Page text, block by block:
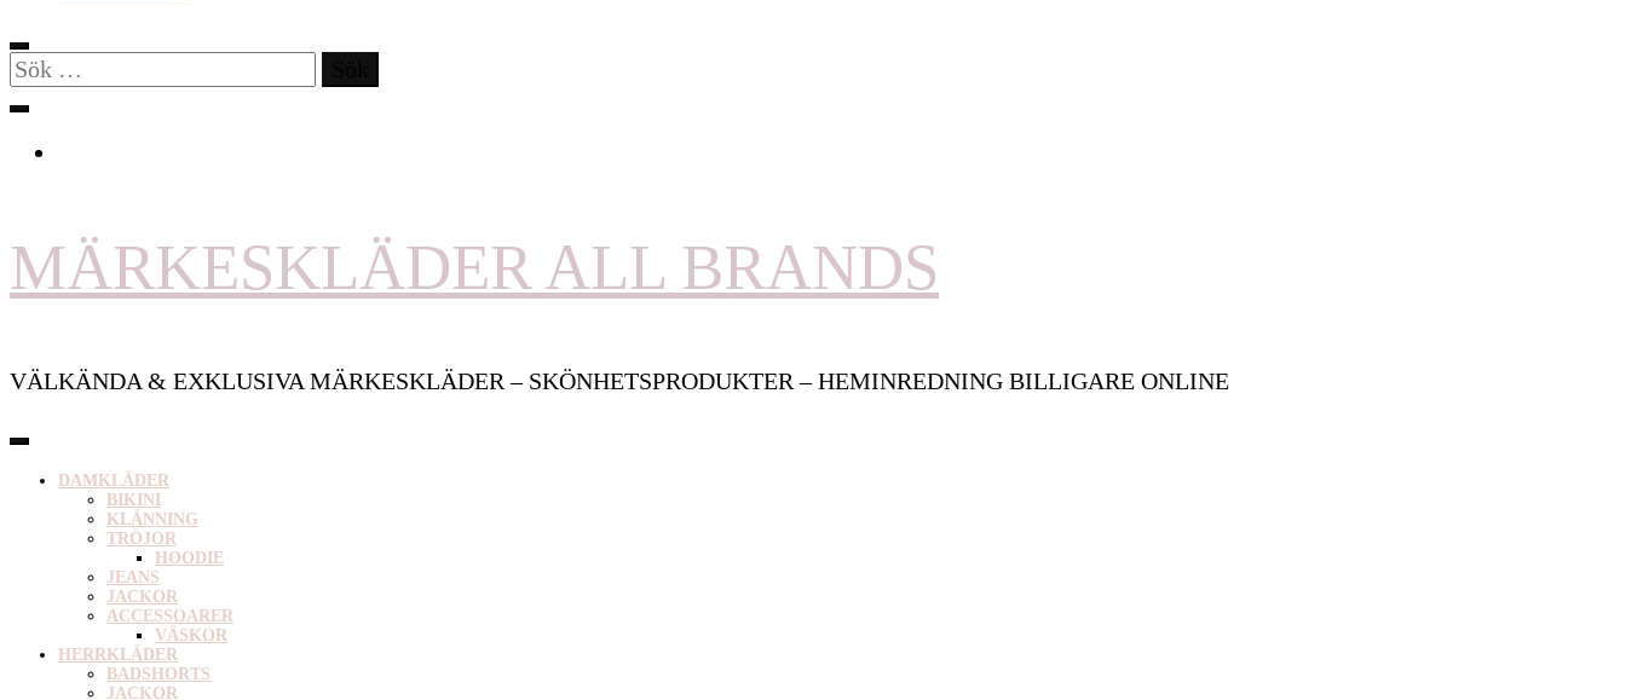
Sök
efter:
MÄRKESKLÄDER ALL BRANDS
VÄLKÄNDA & EXKLUSIVA MÄRKESKLÄDER – SKÖNHETSPRODUKTER – HEMINREDNING BILLIGARE ONLINE
DAMKLÄDER
BIKINI
KLÄNNING
TRÖJOR
HOODIE
JEANS
JACKOR
ACCESSOARER
VÄSKOR
HERRKLÄDER
BADSHORTS
JACKOR